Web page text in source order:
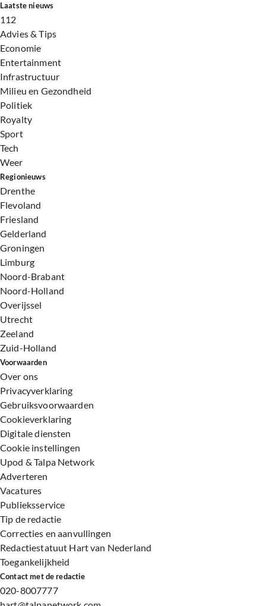
Laatste nieuws
112
Advies & Tips
Economie
Entertainment
Infrastructuur
Milieu en Gezondheid
Politiek
Royalty
Sport
Tech
Weer
Regionieuws
Drenthe
Flevoland
Friesland
Gelderland
Groningen
Limburg
Noord-Brabant
Noord-Holland
Overijssel
Utrecht
Zeeland
Zuid-Holland
Voorwaarden
Over ons
Privacyverklaring
Gebruiksvoorwaarden
Cookieverklaring
Digitale diensten
Cookie instellingen
Upod & Talpa Network
Adverteren
Vacatures
Publieksservice
Tip de redactie
Correcties en aanvullingen
Redactiestatuut Hart van Nederland
Toegankelijkheid
Contact met de redactie
020-8007777